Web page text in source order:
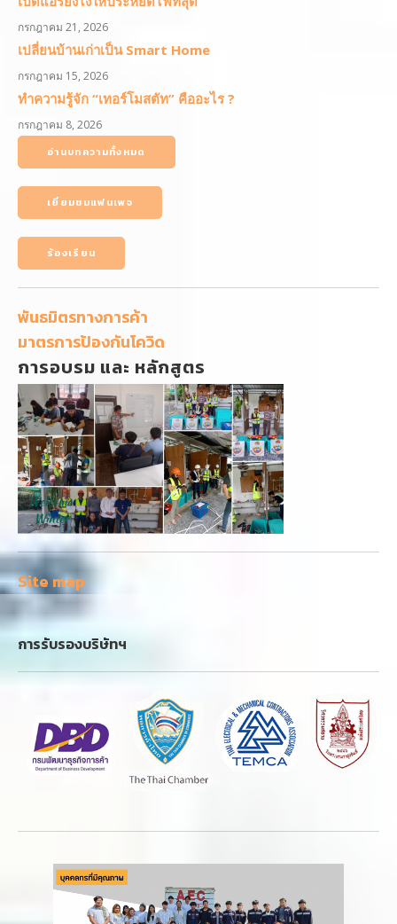
กรกฎาคม 21, 2026
เปลี่ยนบ้านเก่าเป็น Smart Home
กรกฎาคม 15, 2026
ทำความรู้จัก “เทอร์โมสตัท” คืออะไร ?
กรกฎาคม 8, 2026
อ่านบทความทั้งหมด
เยี่ยมชมแฟนเพจ
ร้องเรียน
พันธมิตรทางการค้า
มาตรการป้องกันโควิด
การอบรม และ หลักสูตร
Site map
การรับรองบริษัทฯ